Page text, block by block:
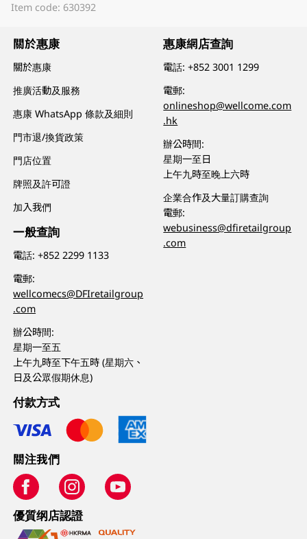
Item code: 630392
關於惠康
關於惠康
推廣活動及服務
惠康 WhatsApp 條款及細則
門市退/換貨政策
門店位置
牌照及許可證
加入我們
一般查詢
電話:+852 2299 1133
電郵:
wellcomecs@DFIretailgroup
.com
辦公時間:
星期一至五
上午九時至下午五時 (星期六、
日及公眾假期休息)
惠康網店查詢
電話:+852 3001 1299
電郵:
onlineshop@wellcome.com
.hk
辦公時間:
星期一至日
上午九時至晚上六時
企業合作及大量訂購查詢
電郵:
webusiness@dfiretailgroup
.com
付款方式
關注我們
優質纲店認證